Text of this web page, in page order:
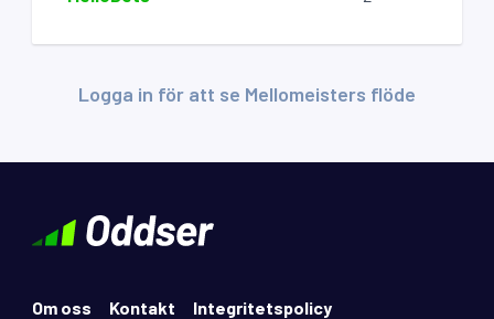
Logga in för att se Mellomeisters flöde
Om oss Kontakt Integritetspolicy